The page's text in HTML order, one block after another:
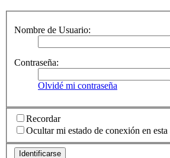
Nombre de Usuario:
Contraseña:
Olvidé mi contraseña
Recordar
Ocultar mi estado de conexión en esta